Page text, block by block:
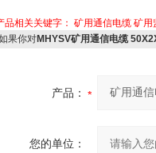
品相关关键字： 矿用通信电缆 矿用
果你对MHYSV矿用通信电缆
产品：
您的单位：